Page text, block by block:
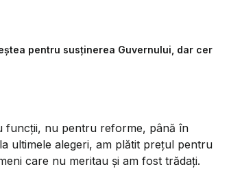
pentru susținerea Guvernului, dar cer
funcții, nu pentru reforme, până în
ultimele alegeri, am plătit prețul pentru
care nu meritau și am fost trădați.